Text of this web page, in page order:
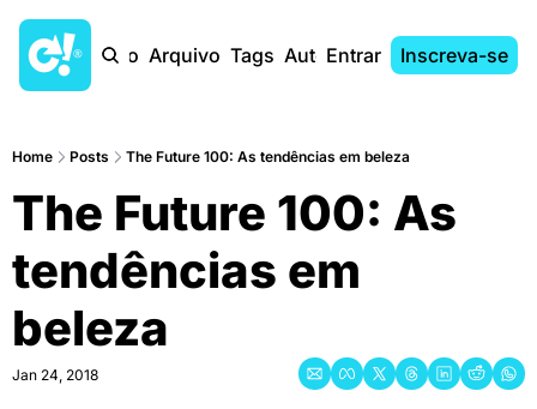
Início Arquivo Tags AutoresEntrar Inscreva-se
Home Posts The Future 100: As tendências em beleza
The Future 100: As
tendências em
beleza
Jan 24, 2018